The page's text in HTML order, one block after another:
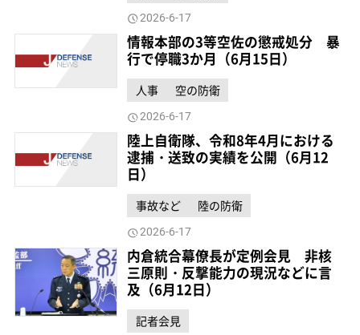
2026-6-17
情報本部の3等空佐の懲戒処分 暴
行で停職3か月（6月15日）
人事 空の防衛
2026-6-17
陸上自衛隊、令和8年4月における
逮捕・送致の実績を公開（6月12
日）
事故など 陸の防衛
2026-6-17
内倉統合幕僚長が定例会見 非核
三原則・反撃能力の現況などに言
及（6月12日）
記者会見